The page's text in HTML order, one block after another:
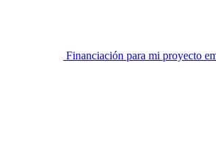
Financiación para mi proyecto